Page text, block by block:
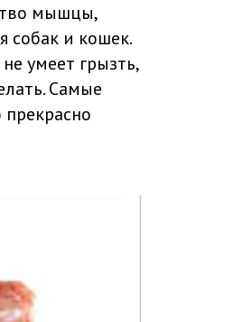
мышцы,
собак и кошек.
умеет грызть,
Самые